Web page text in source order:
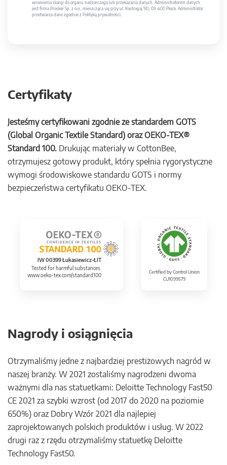
wniesienia skargi do organu nadzorczego lub przekazania danych. Administratorem danych
jest firma Prosker Sp. z o.o., mieszcząca się przy ul. Kostrogaj 9D, 09-400 Płock. Administrator
przetwarza dane zgodnie z Polityką prywatności.
Certyfikaty
Jesteśmy certyfikowani zgodnie ze standardem GOTS
(Global Organic Textile Standard) oraz OEKO-TEX®
Standard 100. Drukując materiały w CottonBee,
otrzymujesz gotowy produkt, który spełnia rygorystyczne
wymogi środowiskowe standardu GOTS i normy
bezpieczeństwa certyfikatu OEKO-TEX.
IW 00399 Łukasiewicz-ŁIT
Tested for harmful substances.
www.oeko-tex.com/standard100
Certified by Control Union
CU1099579
Nagrody i osiągnięcia
Otrzymaliśmy jedne z najbardziej prestiżowych nagród w
naszej branży. W 2021 zostaliśmy nagrodzeni dwoma
ważnymi dla nas statuetkami: Deloitte Technology Fast50
CE 2021 za szybki wzrost (od 2017 do 2020 na poziomie
650%) oraz Dobry Wzór 2021 dla najlepiej
zaprojektowanych polskich produktów i usług. W 2022
drugi raz z rzędu otrzymaliśmy statuetkę Deloitte
Technology Fast50.